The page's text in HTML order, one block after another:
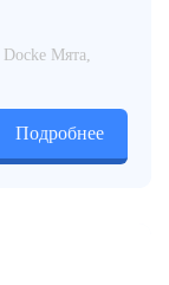
Мята,
Подробнее